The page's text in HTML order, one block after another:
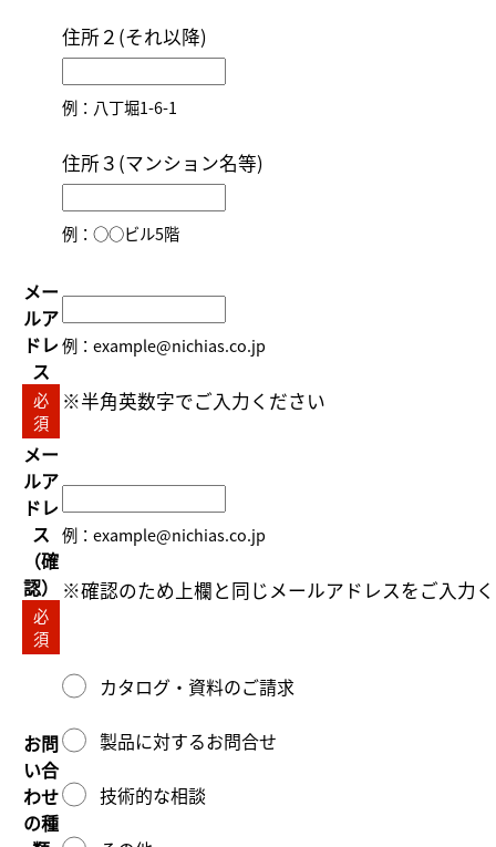
住所２(それ以降)
例：八丁堀1-6-1
住所３(マンション名等)
例：○○ビル5階
メー
ルア
ドレ
ス
必
須
例：example@nichias.co.jp
※半角英数字でご入力ください
メー
ルア
ドレ
ス
（確
認）
必
須
例：example@nichias.co.jp
※確認のため上欄と同じメールアドレスをご入力
お問
い合
わせ
の種
カタログ・資料のご請求
製品に対するお問合せ
技術的な相談